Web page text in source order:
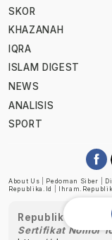
SKOR
KHAZANAH
IQRA
ISLAM DIGEST
NEWS
ANALISIS
SPORT
About Us Pedoman Siber
Republika.id
Republika telah
Sertifikat Nomor